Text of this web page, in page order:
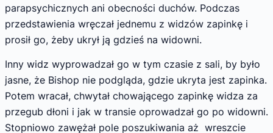
parapsychicznych ani obecności duchów. Podczas
przedstawienia wręczał jednemu z widzów zapinkę i
prosił go, żeby ukrył ją gdzieś na widowni.
Inny widz wyprowadzał go w tym czasie z sali, by było
jasne, że Bishop nie podgląda, gdzie ukryta jest zapinka.
Potem wracał, chwytał chowającego zapinkę widza za
przegub dłoni i jak w transie oprowadzał go po widowni.
Stopniowo zawężał pole poszukiwania aż wreszcie